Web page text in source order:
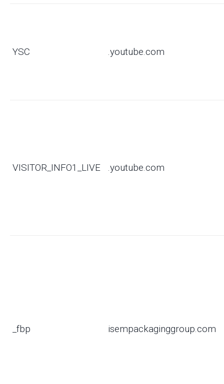
YSC .youtube.com
VISITOR_INFO1_LIVE .youtube.com
_fbp isempackaginggroup.com